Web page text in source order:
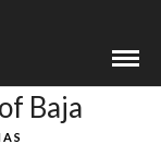
Baja